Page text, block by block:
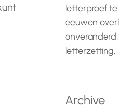
letterproef te
eeuwen
letterzetting.
Archive